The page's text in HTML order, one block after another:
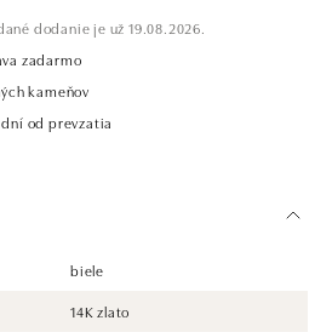
dodanie je už 19.08.2026.
zadarmo
kameňov
od prevzatia
biele
14K zlato